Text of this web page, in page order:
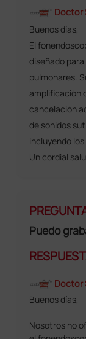
Doctor
Buenos días,
El
diseñado
pulmonares.
amplificación
cancelación
de sonidos
incluyendo
Un cordial
Puedo
Doctor
Buenos días,
Nosotros no